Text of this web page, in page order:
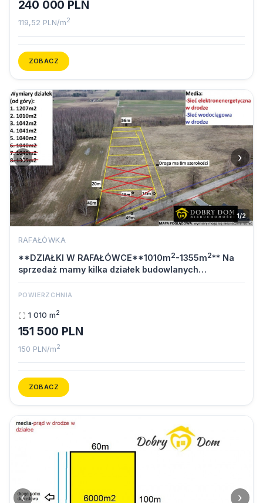
240 000 PLN
119,52 PLN/m2
ZOBACZ
‹ ›
1/2
RAFAŁÓWKA
**DZIAŁKI W RAFAŁÓWCE**1010m2-1355m2** Na
sprzedaż mamy kilka działek budowlanych…
POWIERZCHNIA
1 010 m2
151 500 PLN
150 PLN/m2
ZOBACZ
‹ ›